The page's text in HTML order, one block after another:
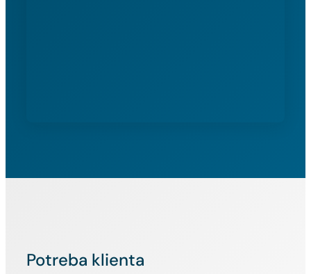
Potreba klienta